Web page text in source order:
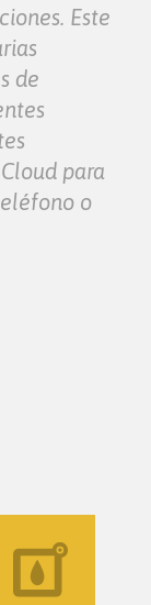
Este
de
para
o